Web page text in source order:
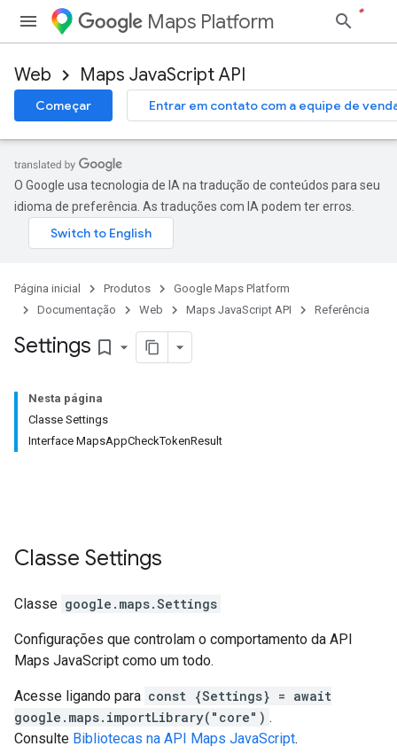
Maps Platform
Web Maps JavaScript API
Começar Entrar em contato com a equipe de
O Google usa tecnologia de IA na tradução de conteúdos para seu
idioma de preferência. As traduções com IA podem ter erros.
Página inicial Produtos
Google Maps Platform
Documentação
Web Maps JavaScript API Referência
Settings bookmark_border
Nesta página
Classe Settings
Interface MapsAppCheckTokenResult
Classe Settings
Classe google.maps.Settings
Configurações que controlam o comportamento da API
Maps JavaScript como um todo.
Acesse ligando para const {Settings} = await
google.maps.importLibrary("core") .
Consulte Bibliotecas na API Maps JavaScript.